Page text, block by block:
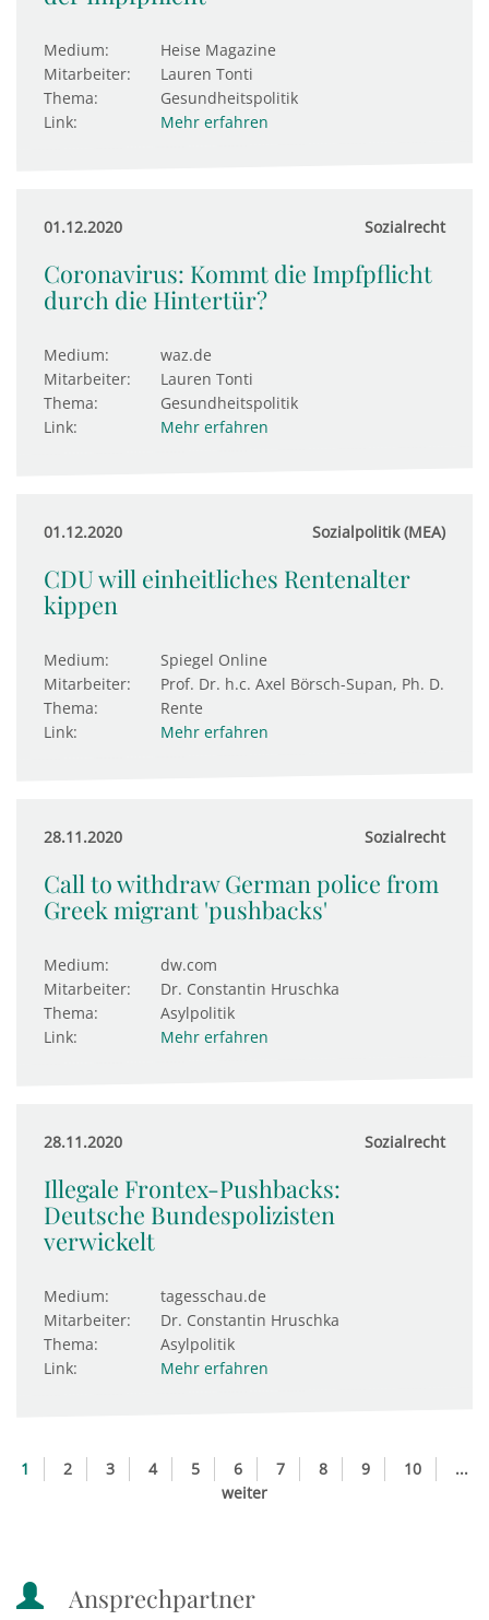
Medium:
Heise Magazine
Mitarbeiter:
Lauren Tonti
Thema:
Gesundheitspolitik
Link:
Mehr erfahren
01.12.2020 Sozialrecht
Coronavirus: Kommt die Impfpflicht
durch die Hintertür?
Medium:
waz.de
Mitarbeiter:
Lauren Tonti
Thema:
Gesundheitspolitik
Link:
Mehr erfahren
01.12.2020 Sozialpolitik (MEA)
CDU will einheitliches Rentenalter
kippen
Medium:
Spiegel Online
Mitarbeiter:
Prof. Dr. h.c. Axel Börsch-Supan, Ph. D.
Thema:
Rente
Link:
Mehr erfahren
28.11.2020 Sozialrecht
Call to withdraw German police from
Greek migrant 'pushbacks'
Medium:
dw.com
Mitarbeiter:
Dr. Constantin Hruschka
Thema:
Asylpolitik
Link:
Mehr erfahren
28.11.2020 Sozialrecht
Illegale Frontex-Pushbacks:
Deutsche Bundespolizisten
verwickelt
Medium:
tagesschau.de
Mitarbeiter:
Dr. Constantin Hruschka
Thema:
Asylpolitik
Link:
Mehr erfahren
1 2 3 4 5 6 7 8 9 10
...
weiter
Ansprechpartner